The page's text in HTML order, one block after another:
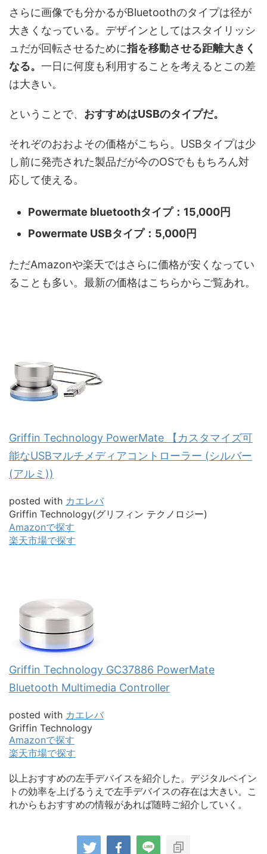
さらに画像でも分かるがBluetoothのタイプは径が
大きくなっている。デザインとしてはスタイリッシ
ュだが回転させるために指を移動させる距離大きく
なる。 一日に何度も利用することを考えるとこの差
は大きい。
ということで、 おすすめはUSBのタイプだ。
それぞのおおよその価格がこちら。USBタイプは少
し前に発売された製品だが今のOSでももちろん対
応して使える。
Powermate bluetoothタイプ：15,000円
Powermate USBタイプ：5,000円
ただAmazonや楽天ではさらに価格が安くなってい
ることも多い。最新の価格はこちらからご覧あれ。
Griffin Technology PowerMate 【カスタマイズ可
能なUSBマルチメディアコントローラー (シルバー
(アルミ))
posted with カエレバ
Griffin Technology(グリフィン テクノロジー)
Amazonで探す
楽天市場で探す
Griffin Technology GC37886 PowerMate
Bluetooth Multimedia Controller
posted with カエレバ
Griffin Technology
Amazonで探す
楽天市場で探す
以上おすすめの左手デバイスを紹介した。デジタルペイン
トの効率を上げるうえで左手デバイスの存在は大きい。こ
れからもおすすめの情報があれば随時ご紹介していく。